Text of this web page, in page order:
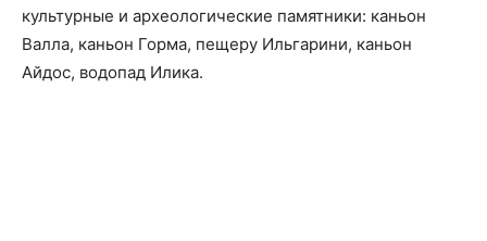
культурные и археологические памятники: каньон
Валла, каньон Горма, пещеру Ильгарини, каньон
Айдос, водопад Илика.